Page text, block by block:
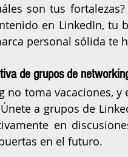
son tus
en LinkedIn, tu
personal sólida te
de grupos de
no toma vacaciones,
a grupos de
en
en el futuro.